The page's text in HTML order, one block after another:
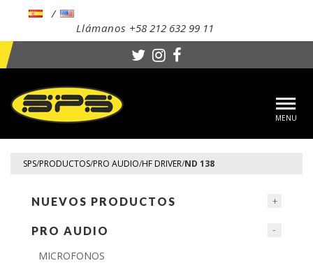
Llámanos +58 212 632 99 11
SPS/PRODUCTOS/PRO AUDIO/HF DRIVER/ND 138
NUEVOS PRODUCTOS
PRO AUDIO
MICROFONOS